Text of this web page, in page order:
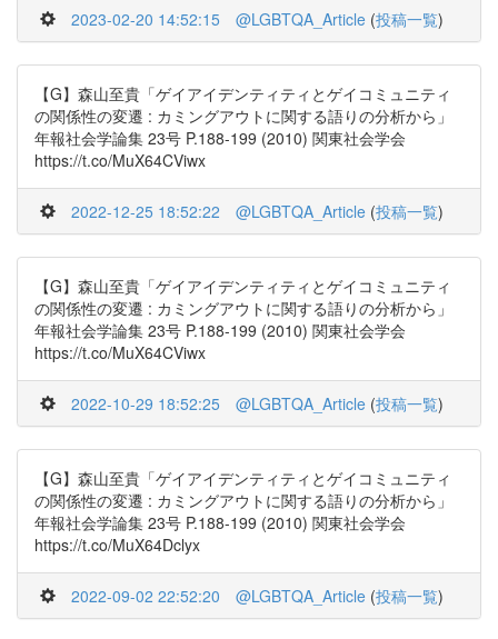
2023-02-20 14:52:15 @LGBTQA_Article (投稿一覧)
【G】森山至貴「ゲイアイデンティティとゲイコミュニティ
の関係性の変遷 : カミングアウトに関する語りの分析から」
年報社会学論集 23号 P.188-199 (2010) 関東社会学会
https://t.co/MuX64CViwx
2022-12-25 18:52:22 @LGBTQA_Article (投稿一覧)
【G】森山至貴「ゲイアイデンティティとゲイコミュニティ
の関係性の変遷 : カミングアウトに関する語りの分析から」
年報社会学論集 23号 P.188-199 (2010) 関東社会学会
https://t.co/MuX64CViwx
2022-10-29 18:52:25 @LGBTQA_Article (投稿一覧)
【G】森山至貴「ゲイアイデンティティとゲイコミュニティ
の関係性の変遷 : カミングアウトに関する語りの分析から」
年報社会学論集 23号 P.188-199 (2010) 関東社会学会
https://t.co/MuX64Dclyx
2022-09-02 22:52:20 @LGBTQA_Article (投稿一覧)